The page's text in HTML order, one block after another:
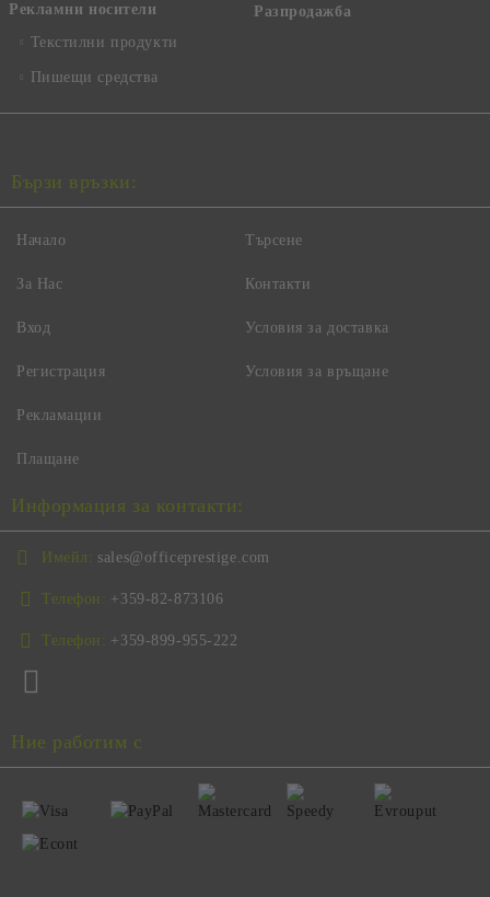
Рекламни носители
Текстилни продукти
Пишещи средства
Разпродажба
Бързи връзки:
Начало
За Нас
Вход
Регистрация
Търсене
Контакти
Условия за доставка
Условия за връщане
Рекламации
Плащане
Информация за контакти:
Имейл: sales@officeprestige.com
Телефон: +359-82-873106
Телефон: +359-899-955-222
Ние работим с